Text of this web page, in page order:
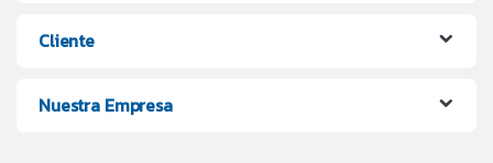
Cliente
Nuestra Empresa